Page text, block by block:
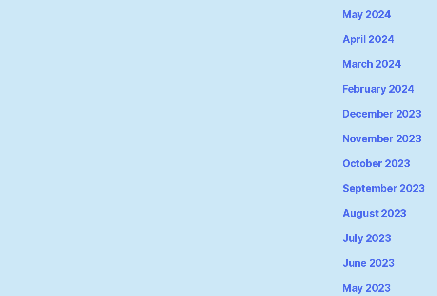
May 2024
April 2024
March 2024
February 2024
December 2023
November 2023
October 2023
September 2023
August 2023
July 2023
June 2023
May 2023